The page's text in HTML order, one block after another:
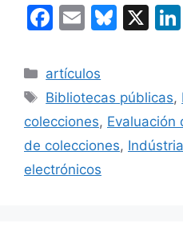
F
c
e
b
o
o
E
ai
l
Bl
s
k
y
X
Categorías
artículos
Etiquetas
Bibliotecas públicas,
colecciones, Evaluación
de colecciones,
electrónicos